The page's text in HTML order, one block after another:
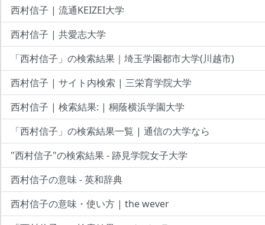
西村信子 | 流通KEIZEI大学
西村信子 | 共愛志大学
「西村信子」の検索結果｜埼玉学園都市大学(川越市)
西村信子 | サイト内検索 | 三栄育学院大学
西村信子 | 検索結果: | 桐蔭横浜学園大学
「西村信子」の検索結果一覧 | 通信の大学なら
"西村信子"の検索結果 - 跡見学院女子大学
西村信子の意味 - 英和辞典
西村信子の意味・使い方 | the wever